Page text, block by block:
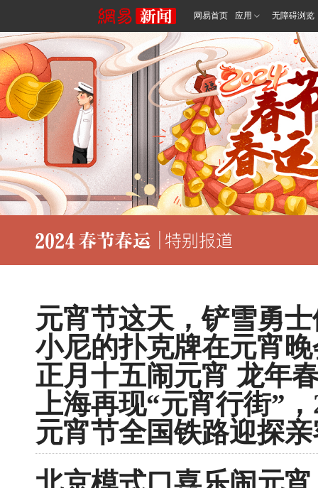
网易首页 应用 无障碍浏览
元宵节这天，铲雪勇
小尼的扑克牌在元宵
正月十五闹元宵 龙年
上海再现“元宵行街”
元宵节全国铁路迎探